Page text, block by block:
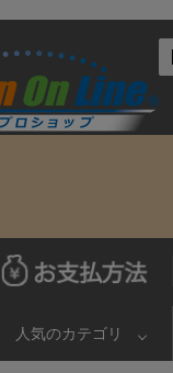
人気のカテゴリ